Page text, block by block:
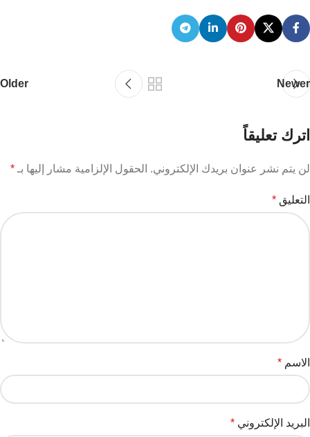
Newer
Older
اترك تعليقاً
لن يتم نشر عنوان بريدك الإلكتروني. الحقول الإلزامية مشار إليها بـ *
التعليق *
الاسم *
البريد الإلكتروني *